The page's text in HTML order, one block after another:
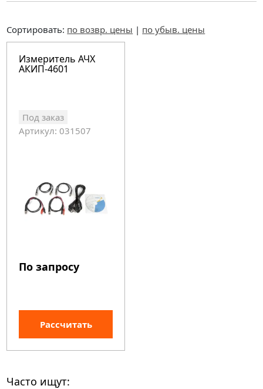
Сортировать: по возвр. цены | по убыв. цены
Измеритель АЧХ
АКИП-4601
Под заказ
Артикул: 031507
По запросу
Рассчитать
Часто ищут: